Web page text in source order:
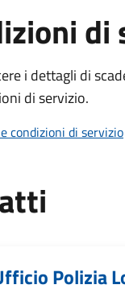
di
i dettagli di
di servizio.
condizioni di servizio
Polizia